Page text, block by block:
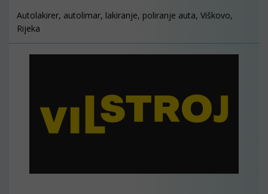
Autolakirer, autolimar, lakiranje, poliranje auta, Viškovo,
Rijeka